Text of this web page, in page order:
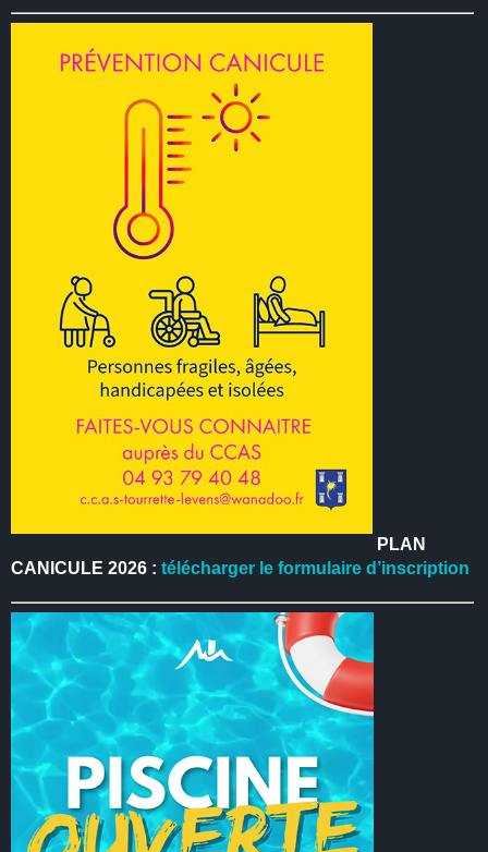
PLAN
CANICULE 2026 :télécharger le formulaire d’inscription